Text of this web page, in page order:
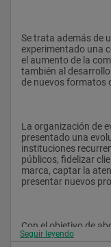
Se trata además de
experimentado una
el aumento de la
también al
de nuevos formatos
La organización de
presentado una
instituciones
públicos, fidelizar
marca, captar la
presentar nuevos
Con el objetivo de
la comunicación
Seguir leyendo